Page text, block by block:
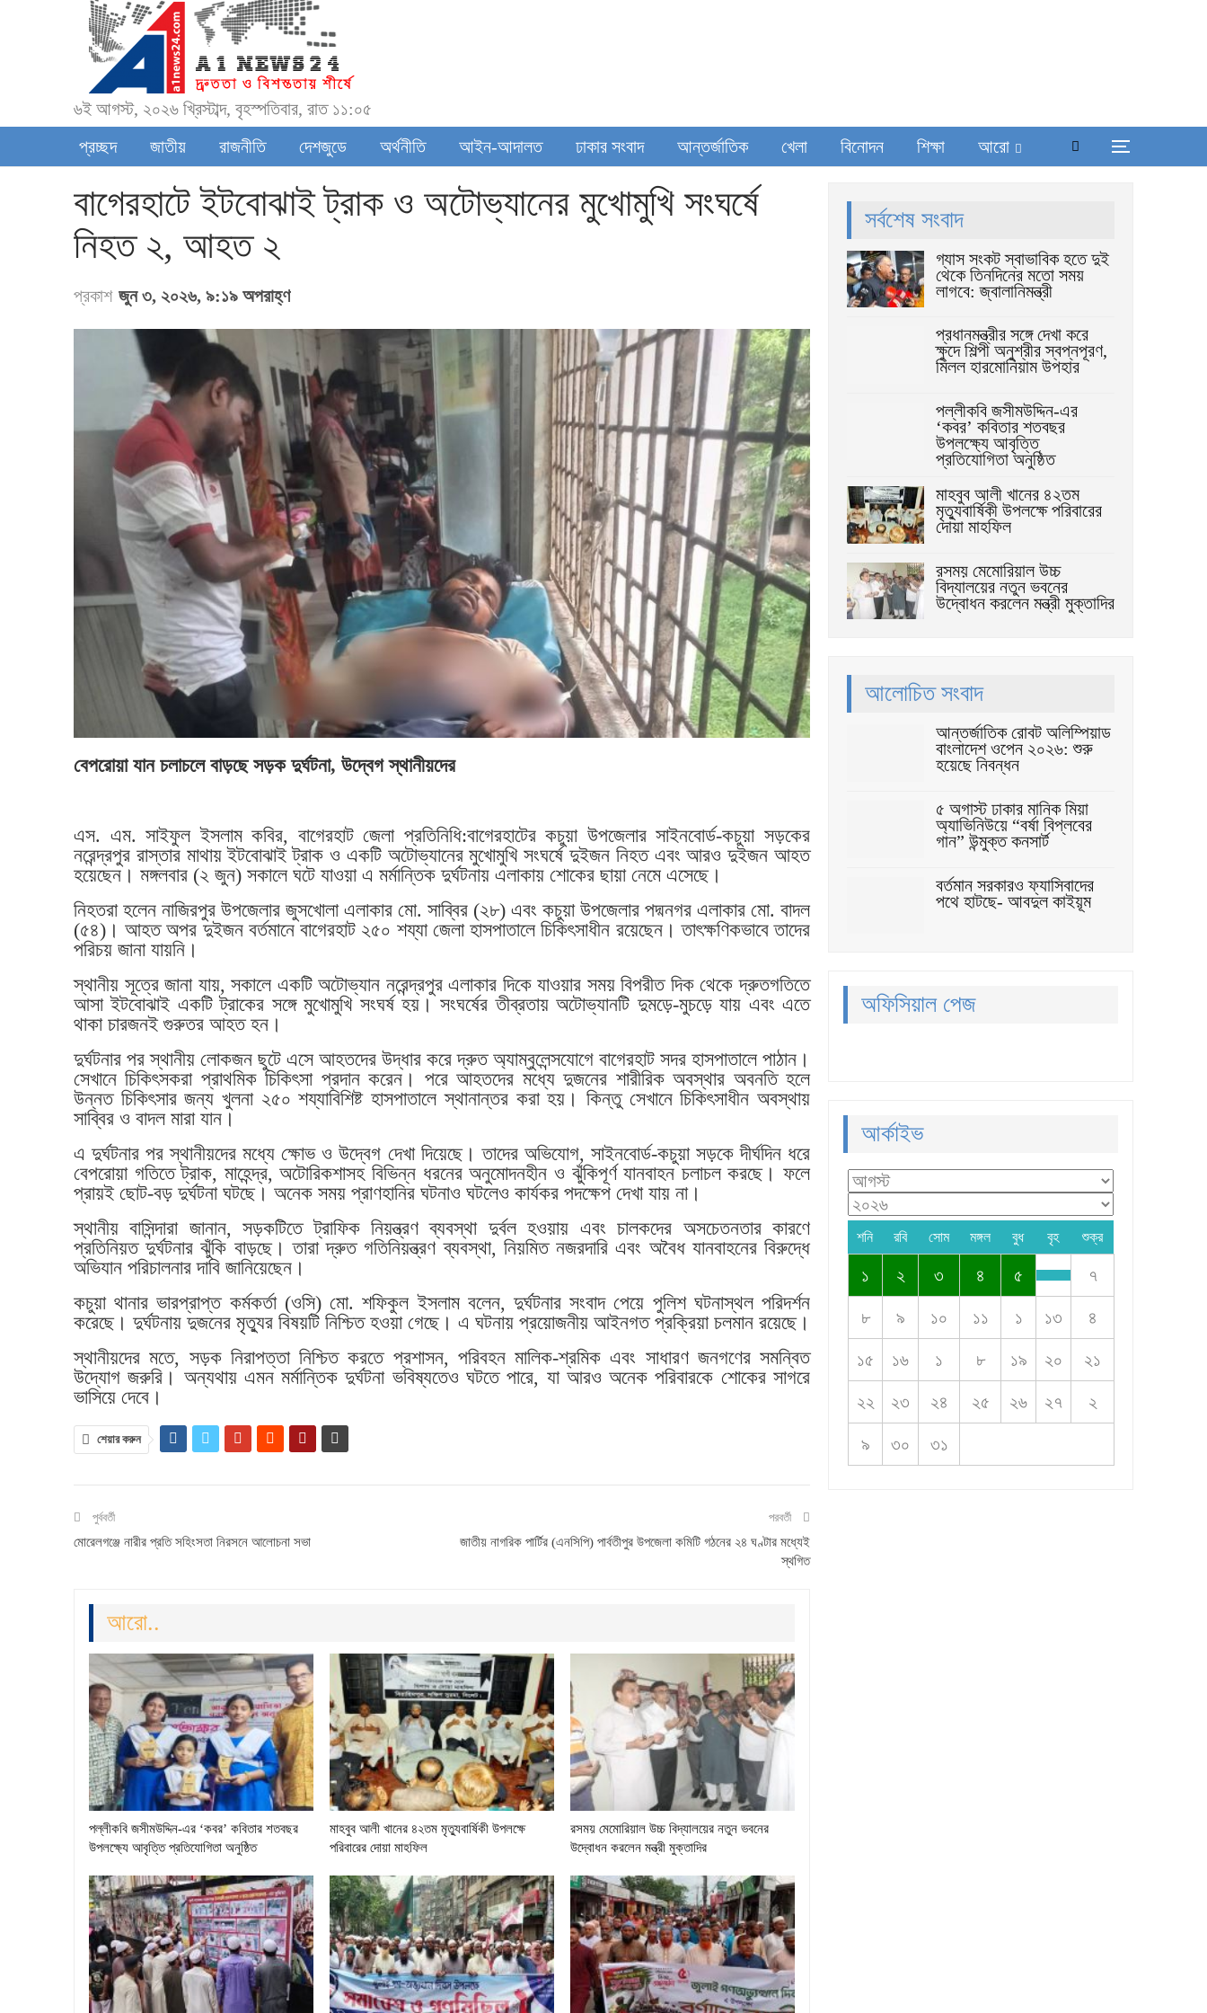
৬ই আগস্ট, ২০২৬ খ্রিস্টাব্দ, বৃহস্পতিবার, রাত ১১:০৫
প্রচ্ছদ
জাতীয় রাজনীতি দেশজুডে অর্থনীতি আইন-আদালত ঢাকার সংবাদ আন্তর্জাতিক খেলা বিনোদন শিক্ষা আরো
বাগেরহাটে ইটবোঝাই ট্রাক ও অটোভ্যানের মুখোমুখি সংঘর্ষে
নিহত ২, আহত ২
প্রকাশ জুন ৩, ২০২৬, ৯:১৯ অপরাহ্ণ
বেপরোয়া যান চলাচলে বাড়ছে সড়ক দুর্ঘটনা, উদ্বেগ স্থানীয়দের
এস. এম. সাইফুল ইসলাম কবির, বাগেরহাট জেলা প্রতিনিধি:বাগেরহাটের কচুয়া উপজেলার সাইনবোর্ড-কচুয়া সড়কের
নরেন্দ্রপুর রাস্তার মাথায় ইটবোঝাই ট্রাক ও একটি অটোভ্যানের মুখোমুখি সংঘর্ষে দুইজন নিহত এবং আরও দুইজন আহত
হয়েছেন। মঙ্গলবার (২ জুন) সকালে ঘটে যাওয়া এ মর্মান্তিক দুর্ঘটনায় এলাকায় শোকের ছায়া নেমে এসেছে।
নিহতরা হলেন নাজিরপুর উপজেলার জুসখোলা এলাকার মো. সাব্বির (২৮) এবং কচুয়া উপজেলার পদ্মনগর এলাকার মো. বাদল
(৫৪)। আহত অপর দুইজন বর্তমানে বাগেরহাট ২৫০ শয্যা জেলা হাসপাতালে চিকিৎসাধীন রয়েছেন। তাৎক্ষণিকভাবে তাদের
পরিচয় জানা যায়নি।
স্থানীয় সূত্রে জানা যায়, সকালে একটি অটোভ্যান নরেন্দ্রপুর এলাকার দিকে যাওয়ার সময় বিপরীত দিক থেকে দ্রুতগতিতে
আসা ইটবোঝাই একটি ট্রাকের সঙ্গে মুখোমুখি সংঘর্ষ হয়। সংঘর্ষের তীব্রতায় অটোভ্যানটি দুমড়ে-মুচড়ে যায় এবং এতে
থাকা চারজনই গুরুতর আহত হন।
দুর্ঘটনার পর স্থানীয় লোকজন ছুটে এসে আহতদের উদ্ধার করে দ্রুত অ্যাম্বুলেন্সযোগে বাগেরহাট সদর হাসপাতালে পাঠান।
সেখানে চিকিৎসকরা প্রাথমিক চিকিৎসা প্রদান করেন। পরে আহতদের মধ্যে দুজনের শারীরিক অবস্থার অবনতি হলে
উন্নত চিকিৎসার জন্য খুলনা ২৫০ শয্যাবিশিষ্ট হাসপাতালে স্থানান্তর করা হয়। কিন্তু সেখানে চিকিৎসাধীন অবস্থায়
সাব্বির ও বাদল মারা যান।
এ দুর্ঘটনার পর স্থানীয়দের মধ্যে ক্ষোভ ও উদ্বেগ দেখা দিয়েছে। তাদের অভিযোগ, সাইনবোর্ড-কচুয়া সড়কে দীর্ঘদিন ধরে
বেপরোয়া গতিতে ট্রাক, মাহেন্দ্র, অটোরিকশাসহ বিভিন্ন ধরনের অনুমোদনহীন ও ঝুঁকিপূর্ণ যানবাহন চলাচল করছে। ফলে
প্রায়ই ছোট-বড় দুর্ঘটনা ঘটছে। অনেক সময় প্রাণহানির ঘটনাও ঘটলেও কার্যকর পদক্ষেপ দেখা যায় না।
স্থানীয় বাসিন্দারা জানান, সড়কটিতে ট্রাফিক নিয়ন্ত্রণ ব্যবস্থা দুর্বল হওয়ায় এবং চালকদের অসচেতনতার কারণে
প্রতিনিয়ত দুর্ঘটনার ঝুঁকি বাড়ছে। তারা দ্রুত গতিনিয়ন্ত্রণ ব্যবস্থা, নিয়মিত নজরদারি এবং অবৈধ যানবাহনের বিরুদ্ধে
অভিযান পরিচালনার দাবি জানিয়েছেন।
কচুয়া থানার ভারপ্রাপ্ত কর্মকর্তা (ওসি) মো. শফিকুল ইসলাম বলেন, দুর্ঘটনার সংবাদ পেয়ে পুলিশ ঘটনাস্থল পরিদর্শন
করেছে। দুর্ঘটনায় দুজনের মৃত্যুর বিষয়টি নিশ্চিত হওয়া গেছে। এ ঘটনায় প্রয়োজনীয় আইনগত প্রক্রিয়া চলমান রয়েছে।
স্থানীয়দের মতে, সড়ক নিরাপত্তা নিশ্চিত করতে প্রশাসন, পরিবহন মালিক-শ্রমিক এবং সাধারণ জনগণের সমন্বিত
উদ্যোগ জরুরি। অন্যথায় এমন মর্মান্তিক দুর্ঘটনা ভবিষ্যতেও ঘটতে পারে, যা আরও অনেক পরিবারকে শোকের সাগরে
ভাসিয়ে দেবে।
শেয়ার করুন
পুর্ববর্তী
মোরেলগঞ্জে নারীর প্রতি সহিংসতা নিরসনে আলোচনা সভা
পরবর্তী
জাতীয় নাগরিক পার্টির (এনসিপি) পার্বতীপুর উপজেলা কমিটি গঠনের ২৪ ঘণ্টার মধ্যেই
স্থগিত
আরো..
পল্লীকবি জসীমউদ্দিন-এর ‘কবর’ কবিতার শতবছর
উপলক্ষ্যে আবৃত্তি প্রতিযোগিতা অনুষ্ঠিত
মাহবুব আলী খানের ৪২তম মৃত্যুবার্ষিকী উপলক্ষে
পরিবারের দোয়া মাহফিল
রসময় মেমোরিয়াল উচ্চ বিদ্যালয়ের নতুন ভবনের
উদ্বোধন করলেন মন্ত্রী মুক্তাদির
সর্বশেষ সংবাদ
গ্যাস সংকট স্বাভাবিক হতে দুই
থেকে তিনদিনের মতো সময়
লাগবে: জ্বালানিমন্ত্রী
প্রধানমন্ত্রীর সঙ্গে দেখা করে
ক্ষুদে শিল্পী অনুশ্রীর স্বপ্নপূরণ,
মিলল হারমোনিয়াম উপহার
পল্লীকবি জসীমউদ্দিন-এর
‘কবর’ কবিতার শতবছর
উপলক্ষ্যে আবৃত্তি
প্রতিযোগিতা অনুষ্ঠিত
মাহবুব আলী খানের ৪২তম
মৃত্যুবার্ষিকী উপলক্ষে পরিবারের
দোয়া মাহফিল
রসময় মেমোরিয়াল উচ্চ
বিদ্যালয়ের নতুন ভবনের
উদ্বোধন করলেন মন্ত্রী মুক্তাদির
আলোচিত সংবাদ
আন্তর্জাতিক রোবট অলিম্পিয়াড
বাংলাদেশ ওপেন ২০২৬: শুরু
হয়েছে নিবন্ধন
৫ অগাস্ট ঢাকার মানিক মিয়া
অ্যাভিনিউয়ে “বর্ষা বিপ্লবের
গান” উন্মুক্ত কনসার্ট
বর্তমান সরকারও ফ্যাসিবাদের
পথে হাটছে- আবদুল কাইয়ূম
অফিসিয়াল পেজ
আর্কাইভ
শনি রবি সোম মঙ্গল বুধ বৃহ শুক্র
১ ২ ৩ ৪ ৫ ৭
৮ ৯ ১০ ১১ ১ ১৩ ৪
১৫ ১৬ ১ ৮ ১৯ ২০ ২১
২২ ২৩ ২৪ ২৫ ২৬ ২৭ ২
৯ ৩০ ৩১